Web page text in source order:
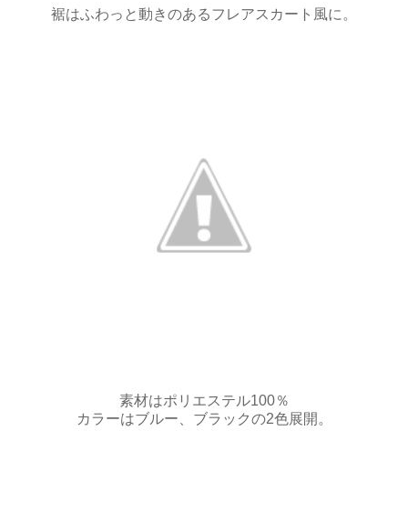
裾はふわっと動きのあるフレアスカート風に。
素材はポリエステル100％
カラーはブルー、ブラックの2色展開。